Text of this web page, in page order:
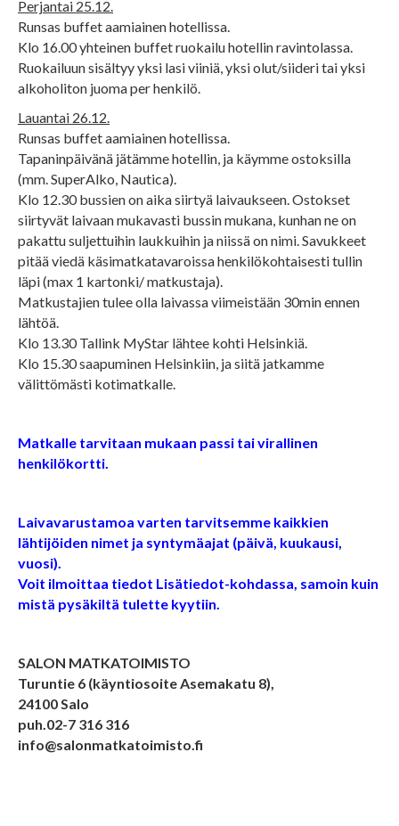
Perjantai 25.12.
Runsas buffet aamiainen hotellissa.
Klo 16.00 yhteinen buffet ruokailu hotellin ravintolassa.
Ruokailuun sisältyy yksi lasi viiniä, yksi olut/siideri tai yksi
alkoholiton juoma per henkilö.
Lauantai 26.12.
Runsas buffet aamiainen hotellissa.
Tapaninpäivänä jätämme hotellin, ja käymme ostoksilla
(mm. SuperAlko, Nautica).
Klo 12.30 bussien on aika siirtyä laivaukseen. Ostokset
siirtyvät laivaan mukavasti bussin mukana, kunhan ne on
pakattu suljettuihin laukkuihin ja niissä on nimi. Savukkeet
pitää viedä käsimatkatavaroissa henkilökohtaisesti tullin
läpi (max 1 kartonki/ matkustaja).
Matkustajien tulee olla laivassa viimeistään 30min ennen
lähtöä.
Klo 13.30 Tallink MyStar lähtee kohti Helsinkiä.
Klo 15.30 saapuminen Helsinkiin, ja siitä jatkamme
välittömästi kotimatkalle.
Matkalle tarvitaan mukaan passi tai virallinen
henkilökortti.
Laivavarustamoa varten tarvitsemme kaikkien
lähtijöiden nimet ja syntymäajat (päivä, kuukausi,
vuosi).
Voit ilmoittaa tiedot Lisätiedot-kohdassa, samoin kuin
mistä pysäkiltä tulette kyytiin.
SALON MATKATOIMISTO
Turuntie 6 (käyntiosoite Asemakatu 8),
24100 Salo
puh.02-7 316 316
info@salonmatkatoimisto.fi